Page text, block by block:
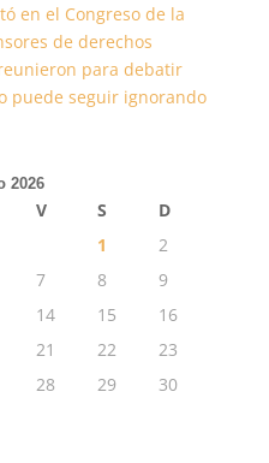
en el Congreso de la
de derechos
para debatir
puede seguir ignorando
2026
V S
D
1
2
7 8
9
14 15
16
21 22
23
28 29
30